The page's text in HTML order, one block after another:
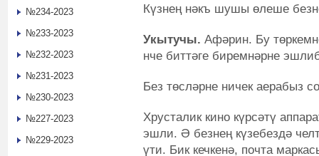
Күзнең нәкъ шушы өлеше
Укытучы. Афәрин. Бу
нче биттәге биремнәрне
Без төсләрне ничек аерабыз
Хрусталик кино күрсәтү
эшли. Ә безнең күзебездә
үти. Бик кечкенә, почта
№234-2023
№233-2023
№232-2023
№231-2023
№230-2023
№227-2023
№229-2023